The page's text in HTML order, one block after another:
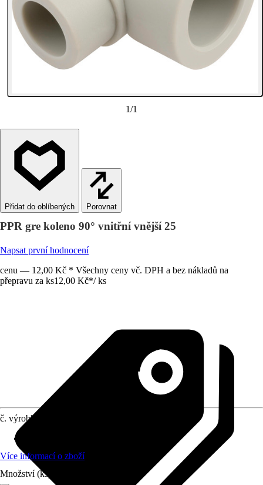
1/1
Porovnat
PPR gre koleno 90° vnitřní vnější 25
Napsat první hodnocení
cenu — 12,00 Kč * Všechny ceny vč. DPH a bez nákladů na
přepravu za ks12,00 Kč*/ ks
č. výrobku
Více informací o zboží
Množství (ks)